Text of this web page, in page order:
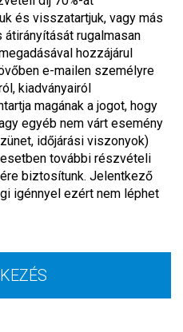
és visszatartjuk, vagy más
rugalmasan
hozzájárul
e-mailen személyre
kiadványairól
magának a jogot, hogy
egyéb nem várt esemény
időjárási viszonyok)
további részvételi
biztosítunk. Jelentkező
igénnyel ezért nem léphet